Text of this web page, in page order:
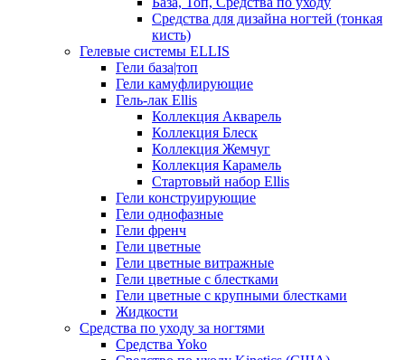
Средства для дизайна ногтей (тонкая
кисть)
Гелевые системы ELLIS
Гели база|топ
Гели камуфлирующие
Гель-лак Ellis
Коллекция Акварель
Коллекция Блеск
Коллекция Жемчуг
Коллекция Карамель
Стартовый набор Ellis
Гели конструирующие
Гели однофазные
Гели френч
Гели цветные
Гели цветные витражные
Гели цветные с блестками
Гели цветные с крупными блестками
Жидкости
Средства по уходу за ногтями
Средства Yoko